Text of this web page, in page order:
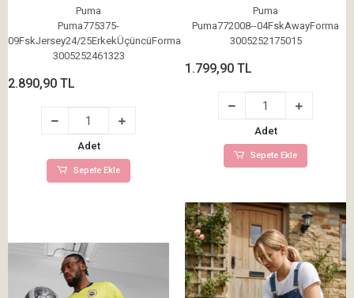
Forması LacivertPuma
Puma775375-
09FskJersey24/25ErkekÜçüncüForma
3005252461323
2.890,90 TL
Adet
Sepete Ekle
Puma
Puma772008--04FskAwayForma
3005252175015
1.799,90 TL
Adet
Sepete Ekle